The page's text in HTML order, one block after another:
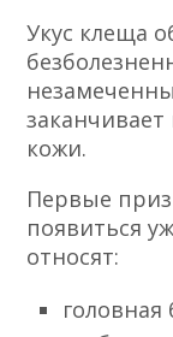
Укус клеща
кожи.
Первые
появиться
относят:
головная